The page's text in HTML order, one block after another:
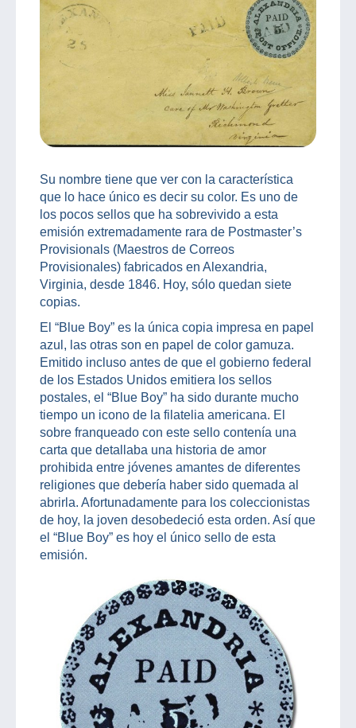
Su nombre tiene que ver con la característica
que lo hace único es decir su color. Es uno de
los pocos sellos que ha sobrevivido a esta
emisión extremadamente rara de Postmaster’s
Provisionals (Maestros de Correos
Provisionales) fabricados en Alexandria,
Virginia, desde 1846. Hoy, sólo quedan siete
copias.
El “Blue Boy” es la única copia impresa en papel
azul, las otras son en papel de color gamuza.
Emitido incluso antes de que el gobierno federal
de los Estados Unidos emitiera los sellos
postales, el “Blue Boy” ha sido durante mucho
tiempo un icono de la filatelia americana. El
sobre franqueado con este sello contenía una
carta que detallaba una historia de amor
prohibida entre jóvenes amantes de diferentes
religiones que debería haber sido quemada al
abrirla. Afortunadamente para los coleccionistas
de hoy, la joven desobedeció esta orden. Así que
el “Blue Boy” es hoy el único sello de esta
emisión.